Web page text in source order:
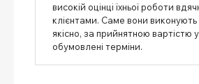
високій оцінці їхньої роботи
клієнтами. Саме вони
якісно, ​​за прийнятною вартістю
обумовлені терміни.